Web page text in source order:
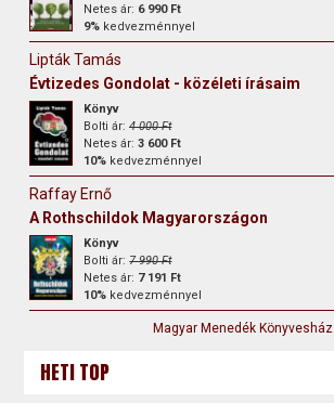
Netes ár: 6 990 Ft
9% kedvezménnyel
Lipták Tamás
Évtizedes Gondolat - közéleti írásaim
Könyv
Bolti ár:4 000 Ft
Netes ár:3 600 Ft
10% kedvezménnyel
Raffay Ernő
A Rothschildok Magyarországon
Könyv
Bolti ár:7 990 Ft
Netes ár: 7 191 Ft
10% kedvezménnyel
Magyar Menedék Könyvesház
HETI TOP